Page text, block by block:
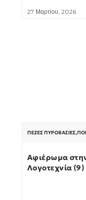
27 Μαρτίου, 2026
ΠΕΖΈΣ ΠΥΡΟΒΑΣΊΕΣ,
Αφιέρωμα
Λογοτεχνία (9)